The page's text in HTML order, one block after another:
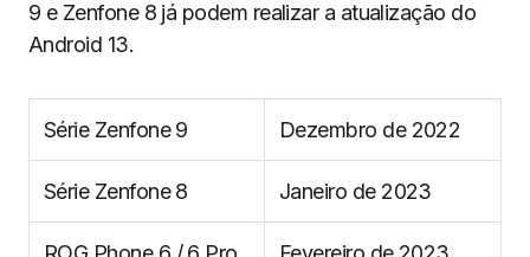
9 e Zenfone 8 já podem realizar a atualização do
Android 13.
Série Zenfone 9 Dezembro de 2022
Série Zenfone 8 Janeiro de 2023